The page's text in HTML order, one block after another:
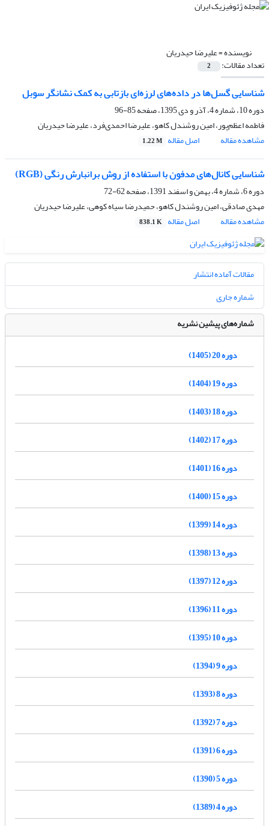
نویسنده =علیرضا حیدریان
تعداد مقالات: 2
شناسایی گسل‌ها در داده‌های لرزه‌ای بازتابی به کمک نشانگر سوبل
دوره 10، شماره 4، آذر و دی 1395، صفحه
85-96
فاطمه اعظم‌پور، امین روشندل کاهو، علیرضا احمدی‌فرد، علیرضا حیدریان
مشاهده مقاله
اصل مقاله 1.22 M
شناسایی کانال‌های مدفون با استفاده از روش برانبارش رنگی (RGB)
دوره 6، شماره 4، بهمن و اسفند 1391، صفحه
62-72
مهدی صادقی، امین روشندل کاهو، حمیدرضا سیاه کوهی، علیرضا حیدریان
مشاهده مقاله
اصل مقاله 838.1 K
مقالات آماده انتشار
شماره جاری
شماره‌های پیشین نشریه
دوره 20 (1405)
دوره 19 (1404)
دوره 18 (1403)
دوره 17 (1402)
دوره 16 (1401)
دوره 15 (1400)
دوره 14 (1399)
دوره 13 (1398)
دوره 12 (1397)
دوره 11 (1396)
دوره 10 (1395)
دوره 9 (1394)
دوره 8 (1393)
دوره 7 (1392)
دوره 6 (1391)
دوره 5 (1390)
دوره 4 (1389)